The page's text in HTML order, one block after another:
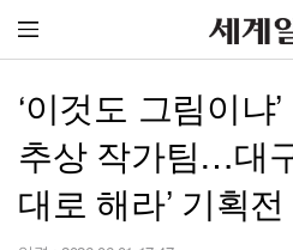
‘이것도 그림이냐
추상 작가팀…대
대로 해라’ 기획전